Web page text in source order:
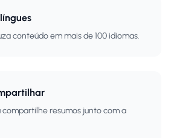
conteúdo em mais de 100 idiomas.
compartilhe resumos junto com a